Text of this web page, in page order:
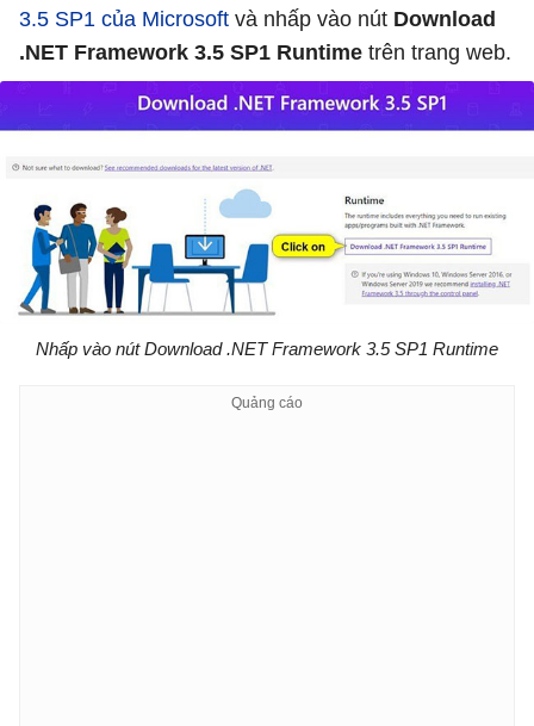
3.5 SP1 của Microsoft và nhấp vào nút Download
.NET Framework 3.5 SP1 Runtime trên trang web.
Nhấp vào nút Download .NET Framework 3.5 SP1 Runtime